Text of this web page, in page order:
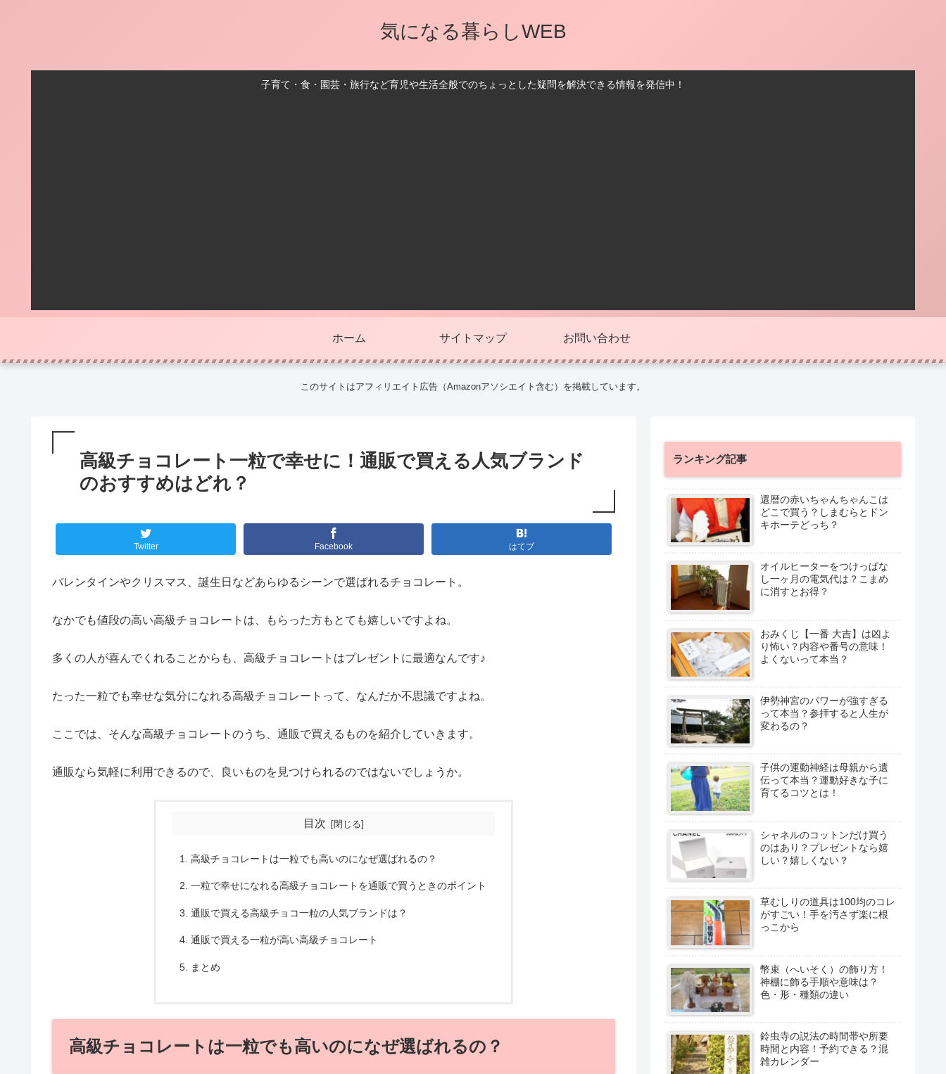
気になる暮らしWEB
子育て・食・園芸・旅行など育児や生活全般でのちょっとした疑問を解決できる情報を発信中！
ホーム サイトマップ お問い合わせ
このサイトはアフィリエイト広告（Amazonアソシエイト含む）を掲載しています。
高級チョコレート一粒で幸せに！通販で買える人気ブランド
のおすすめはどれ？
Twitter Facebook はてブ
バレンタインやクリスマス、誕生日などあらゆるシーンで選ばれるチョコレート。
なかでも値段の高い高級チョコレートは、もらった方もとても嬉しいですよね。
多くの人が喜んでくれることからも、高級チョコレートはプレゼントに最適なんです♪
たった一粒でも幸せな気分になれる高級チョコレートって、なんだか不思議ですよね。
ここでは、そんな高級チョコレートのうち、通販で買えるものを紹介していきます。
通販なら気軽に利用できるので、良いものを見つけられるのではないでしょうか。
目次
高級チョコレートは一粒でも高いのになぜ選ばれるの？
一粒で幸せになれる高級チョコレートを通販で買うときのポイント
通販で買える高級チョコ一粒の人気ブランドは？
通販で買える一粒が高い高級チョコレート
まとめ
高級チョコレートは一粒でも高いのになぜ選ばれるの？
ランキング記事
還暦の赤いちゃんちゃんこは
どこで買う？しまむらとドン
キホーテどっち？
オイルヒーターをつけっぱな
し一ヶ月の電気代は？こまめ
に消すとお得？
おみくじ【一番 大吉】は凶よ
り怖い？内容や番号の意味！
よくないって本当？
伊勢神宮のパワーが強すぎる
って本当？参拝すると人生が
変わるの？
子供の運動神経は母親から遺
伝って本当？運動好きな子に
育てるコツとは！
シャネルのコットンだけ買う
のはあり？プレゼントなら嬉
しい？嬉しくない？
草むしりの道具は100均のコレ
がすごい！手を汚さず楽に根
っこから
幣束（へいそく）の飾り方！
神棚に飾る手順や意味は？
色・形・種類の違い
鈴虫寺の説法の時間帯や所要
時間と内容！予約できる？混
雑カレンダー